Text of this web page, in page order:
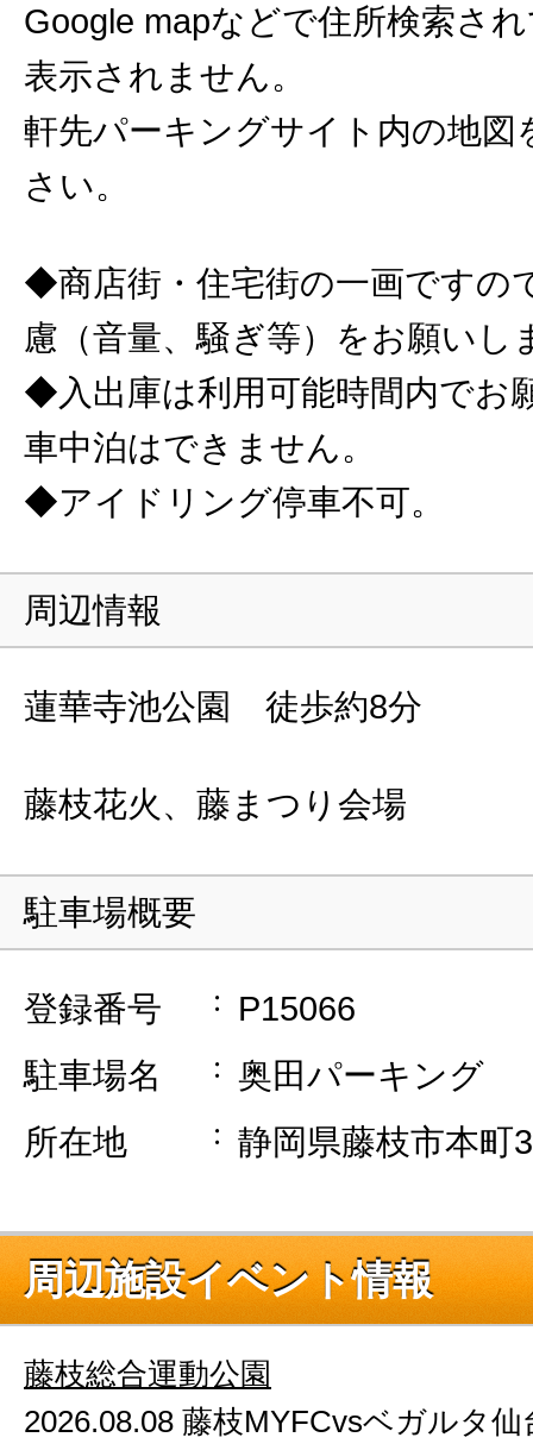
Google mapなどで住所検索さ
表示されません。
軒先パーキングサイト内の地図
さい。
◆商店街・住宅街の一画ですの
慮（音量、騒ぎ等）をお願いし
◆入出庫は利用可能時間内でお
車中泊はできません。
◆アイドリング停車不可。
周辺情報
蓮華寺池公園 徒歩約8分
藤枝花火、藤まつり会場
駐車場概要
登録番号
P15066
駐車場名
奥田パーキング
所在地
静岡県藤枝市本町
周辺施設イベント情報
藤枝総合運動公園
2026.08.08 藤枝MYFCvsベガルタ仙